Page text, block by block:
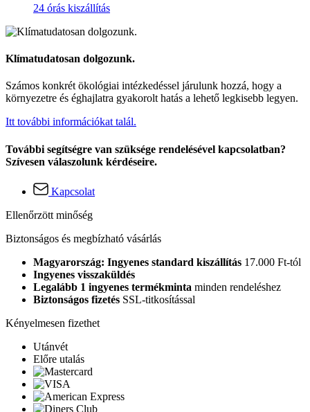
24 órás kiszállítás
Klímatudatosan dolgozunk.
Számos konkrét ökológiai intézkedéssel járulunk hozzá, hogy a
környezetre és éghajlatra gyakorolt hatás a lehető legkisebb legyen.
Itt további információkat talál.
További segítségre van szüksége rendelésével kapcsolatban?
Szívesen válaszolunk kérdéseire.
Kapcsolat
Ellenőrzött minőség
Biztonságos és megbízható vásárlás
Magyarország: Ingyenes standard kiszállítás 17.000 Ft-tól
Ingyenes visszaküldés
Legalább 1 ingyenes termékminta minden rendeléshez
Biztonságos fizetés SSL-titkosítással
Kényelmesen fizethet
Utánvét
Előre utalás